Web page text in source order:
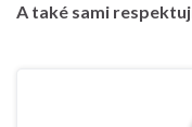
A také sami